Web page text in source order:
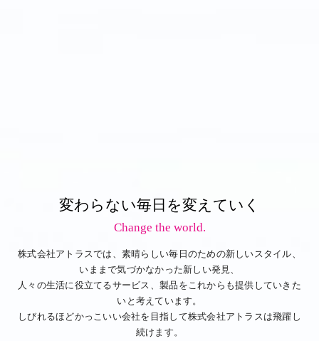
変わらない毎日を変えていく
Change the world.
株式会社アトラスでは、素晴らしい毎日のための新しいスタイル、
いままで気づかなかった新しい発見、
人々の生活に役立てるサービス、製品をこれからも提供していきた
いと考えています。
しびれるほどかっこいい会社を目指して株式会社アトラスは飛躍し
続けます。